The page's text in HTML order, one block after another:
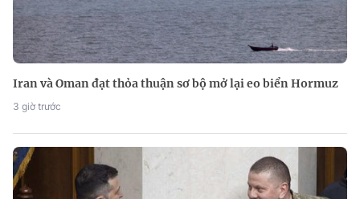
Iran và Oman đạt thỏa thuận sơ bộ mở lại eo biển Hormuz
3 giờ trước